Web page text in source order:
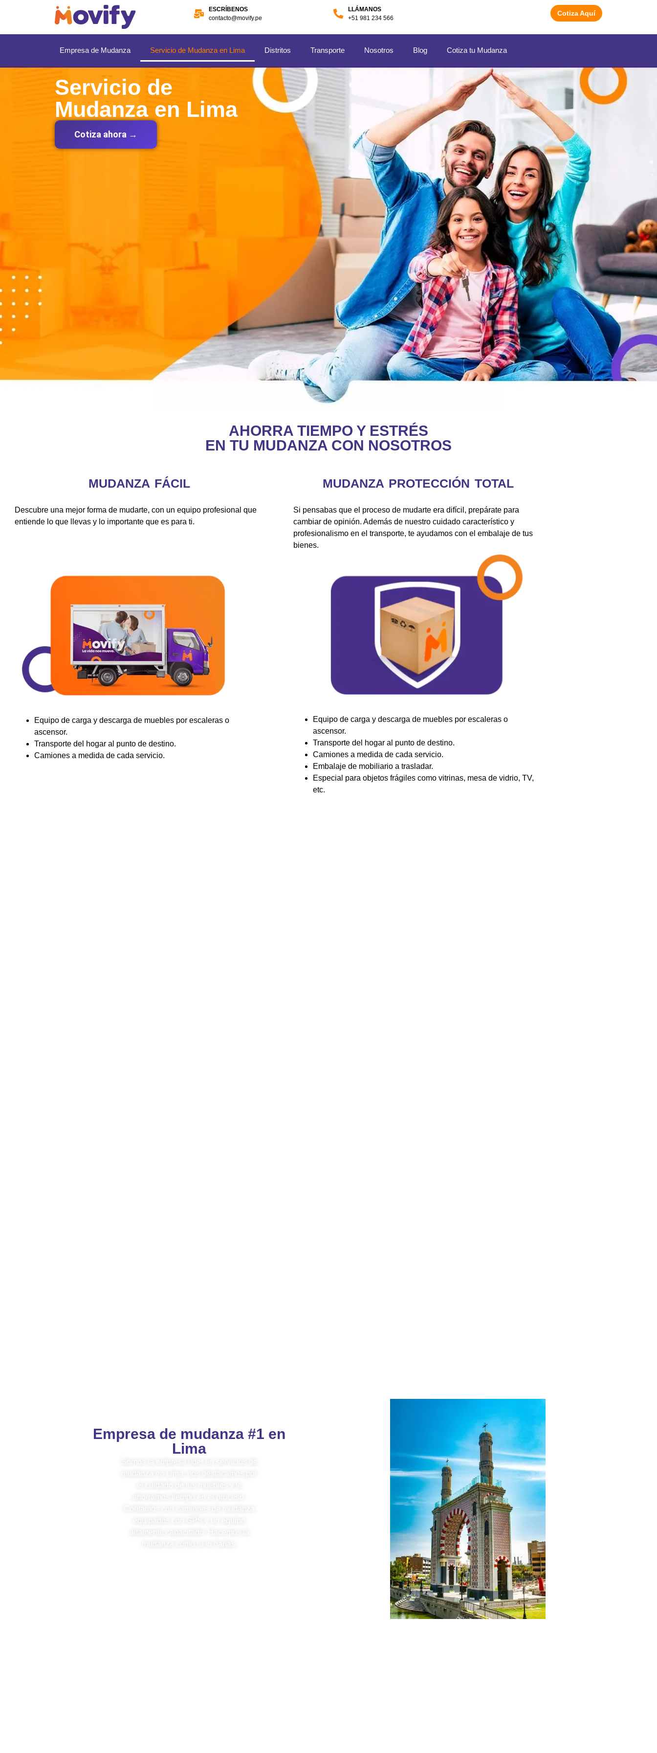
ESCRÍBENOS
contacto@movify.pe
LLÁMANOS
+51 981 234 566
Cotiza Aquí
Empresa de Mudanza Servicio de Mudanza en Lima Distritos Transporte Nosotros Blog Cotiza tu Mudanza
Servicio de
Mudanza en Lima
Cotiza ahora →
AHORRA TIEMPO Y ESTRÉS
EN TU MUDANZA CON NOSOTROS
MUDANZA FÁCIL
Descubre una mejor forma de mudarte, con un equipo profesional que
entiende lo que llevas y lo importante que es para ti.
Equipo de carga y descarga de muebles por escaleras o
ascensor.
Transporte del hogar al punto de destino.
Camiones a medida de cada servicio.
MUDANZA PROTECCIÓN TOTAL
Si pensabas que el proceso de mudarte era difícil, prepárate para
cambiar de opinión. Además de nuestro cuidado característico y
profesionalismo en el transporte, te ayudamos con el embalaje de tus
bienes.
Equipo de carga y descarga de muebles por escaleras o
ascensor.
Transporte del hogar al punto de destino.
Camiones a medida de cada servicio.
Embalaje de mobiliario a trasladar.
Especial para objetos frágiles como vitrinas, mesa de vidrio, TV,
etc.
Empresa de mudanza #1 en
Lima